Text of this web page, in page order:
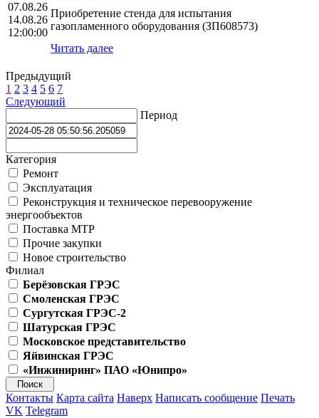
07.08.26
14.08.26
12:00:00
Приобретение стенда для испытания
газопламенного оборудования (ЗП608573)
Читать далее
Предыдущий
1 2 3 4 5 6 7
Следующий
Период
Категория
Ремонт
Эксплуатация
Реконструкция и техническое перевооружение
энергообъектов
Поставка МТР
Прочие закупки
Новое строительство
Филиал
Берёзовская ГРЭС
Смоленская ГРЭС
Сургутская ГРЭС-2
Шатурская ГРЭС
Московское представительство
Яйвинская ГРЭС
«Инжиниринг» ПАО «Юнипро»
Контакты Карта сайта Наверх Написать сообщение Печать
VK Telegram